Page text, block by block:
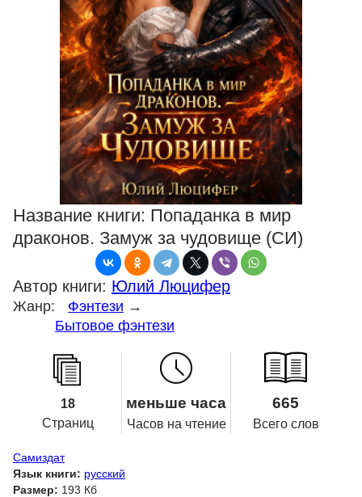
Название книги: Попаданка в мир
драконов. Замуж за чудовище (СИ)
Автор книги: Юлий Люцифер
Жанр: Фэнтези →
Бытовое фэнтези
18
Страниц
меньше часа
Часов на чтение
665
Всего слов
Самиздат
Язык книги: русский
Размер: 193 Кб